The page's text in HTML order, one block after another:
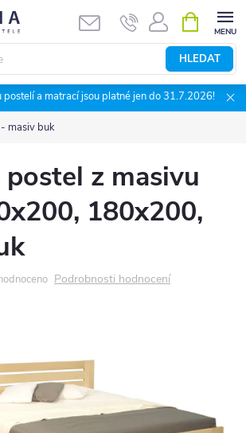
HLEDAT
NÁKUPNÍ
KOŠÍK
postelí a matrací jsou platné jen do 31.7.2026!
masiv buk
postel z masivu
180x200,
Podrobnosti hodnocení